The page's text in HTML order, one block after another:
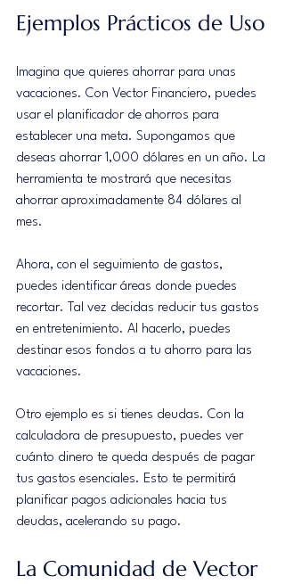
Ejemplos Prácticos de Uso
Imagina que quieres ahorrar para unas
vacaciones. Con Vector Financiero, puedes
usar el planificador de ahorros para
establecer una meta. Supongamos que
deseas ahorrar 1,000 dólares en un año. La
herramienta te mostrará que necesitas
ahorrar aproximadamente 84 dólares al
mes.
Ahora, con el seguimiento de gastos,
puedes identificar áreas donde puedes
recortar. Tal vez decidas reducir tus gastos
en entretenimiento. Al hacerlo, puedes
destinar esos fondos a tu ahorro para las
vacaciones.
Otro ejemplo es si tienes deudas. Con la
calculadora de presupuesto, puedes ver
cuánto dinero te queda después de pagar
tus gastos esenciales. Esto te permitirá
planificar pagos adicionales hacia tus
deudas, acelerando su pago.
La Comunidad de Vector